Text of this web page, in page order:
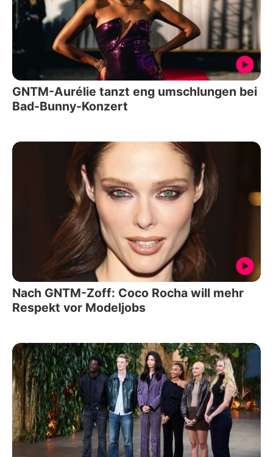
GNTM-Aurélie tanzt eng umschlungen bei
Bad-Bunny-Konzert
Nach GNTM-Zoff: Coco Rocha will mehr
Respekt vor Modeljobs